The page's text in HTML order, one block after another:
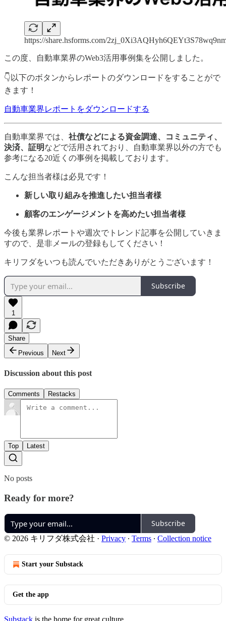
https://share.hsforms.com/
この度、自動車業界のWeb3活用事例集を公開しました。
👇以下のボタンからレポートのダウンロードをすることがで
きます！
自動車業界レポートをダウンロードする
自動車業界では、 社債などによる資金調達、コミュニティ、
決済、証明などで活用されており、自動車業界以外の方でも
参考になる20近くの事例を掲載しております。
こんな担当者様は必見です！
新しい取り組みを推進したい担当者様
顧客のエンゲージメントを高めたい担当者様
今後も業界レポートや週次でトレンド記事を公開していきま
すので、是非メールの登録もしてください！
キリフダをいつも読んでいただきありがとうございます！
Subscribe
1
Share
Previous
Next
Discussion about this post
Comments Restacks
Top Latest
No posts
Ready for more?
Subscribe
© 2026 キリフダ株式会社 · Privacy ∙ Terms ∙ Collection notice
Start your Substack
Get the app
Substack is the home for great culture